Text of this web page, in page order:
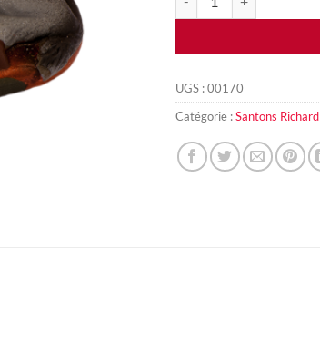
UGS :00170
Catégorie :Santons Richard